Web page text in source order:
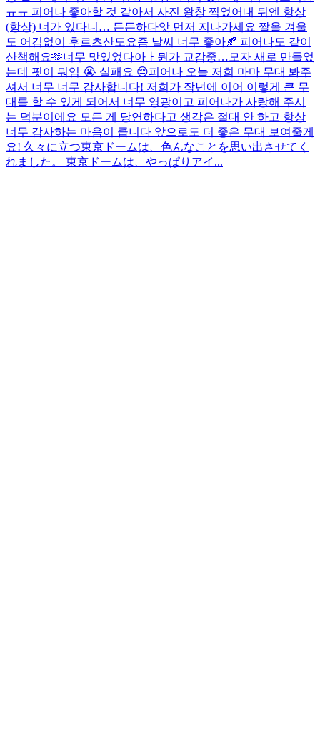
ㅠㅠ 피어나 좋아할 것 같아서 사진 왕창 찍었어 내 뒤엔 항상
(항상) 너가 있다니… 든든하다앗 먼저 지나가세요 짤올 겨울
도 어김없이 후르츠산도 요즘 날씨 너무 좋아🍂 피어나도 같이
산책해요🫶너무 맛있었다아ㅏ 뭔가 교감중… 모자 새로 만들었
는데 핏이 뭐임 😭 실패요 😔피어나 오늘 저희 마마 무대 봐주
셔서 너무 너무 감사합니다! 저희가 작년에 이어 이렇게 큰 무
대를 할 수 있게 되어서 너무 영광이고 피어나가 사랑해 주시
는 덕분이에요 모든 게 당연하다고 생각은 절대 안 하고 항상
너무 감사하는 마음이 큽니다 앞으로도 더 좋은 무대 보여줄게
요! 久々に立つ東京ドームは、色んなことを思い出させてく
れました。 東京ドームは、やっぱりアイ...